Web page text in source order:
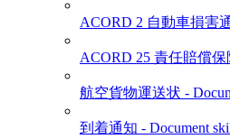
ACORD 2 自動車損害
ACORD 25 責任賠償保
航空貨物運送状 -
到着通知 - Document